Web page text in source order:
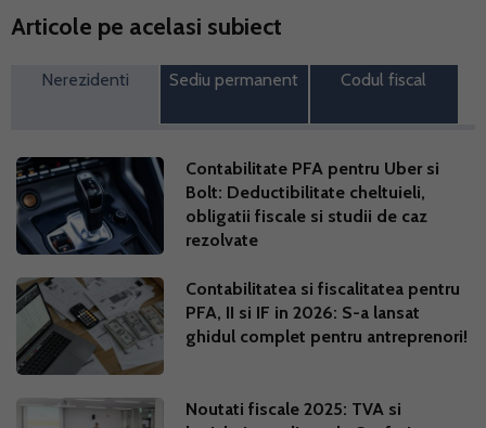
Articole pe acelasi subiect
Nerezidenti Sediu permanent Codul fiscal
Contabilitate PFA pentru Uber si
Bolt: Deductibilitate cheltuieli,
obligatii fiscale si studii de caz
rezolvate
Contabilitatea si fiscalitatea pentru
PFA, II si IF in 2026: S-a lansat
ghidul complet pentru antreprenori!
Noutati fiscale 2025: TVA si